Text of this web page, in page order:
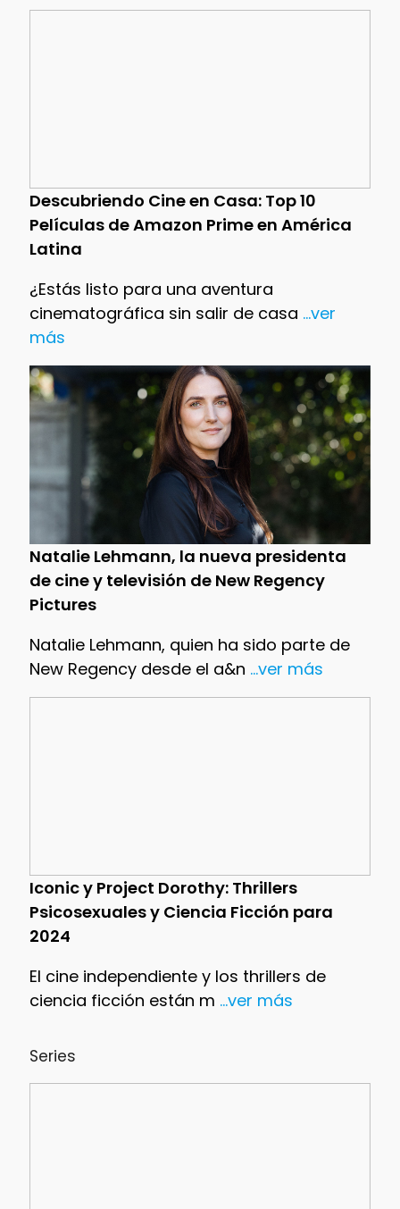
Descubriendo Cine en Casa: Top 10
Películas de Amazon Prime en América
Latina
¿Estás listo para una aventura
cinematográfica sin salir de casa ...ver
más
Natalie Lehmann, la nueva presidenta
de cine y televisión de New Regency
Pictures
Natalie Lehmann, quien ha sido parte de
New Regency desde el a&n ...ver más
Iconic y Project Dorothy: Thrillers
Psicosexuales y Ciencia Ficción para
2024
El cine independiente y los thrillers de
ciencia ficción están m ...ver más
Series